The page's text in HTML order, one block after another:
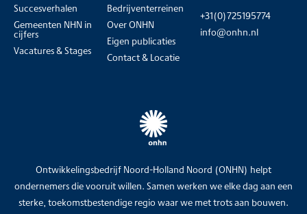
Ontwikkelingsbedrijf Noord-Holland Noord (ONHN) helpt
ondernemers die vooruit willen. Samen werken we elke dag aan een
sterke, toekomstbestendige regio waar we met trots aan bouwen.
Succesverhalen
Gemeenten NHN in
cijfers
Vacatures & Stages
Bedrijventerreinen
Over ONHN
Eigen publicaties
Contact & Locatie
+31(0)725195774
info@onhn.nl